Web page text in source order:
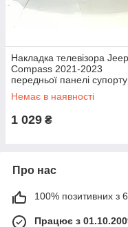
Накладка телевізора Jeep
Compass 2021-2023
передньої панелі супорту
радіатора верхня
55112645AA
Немає в наявності
1 029 ₴
Про нас
100% позитивних з
Працює з